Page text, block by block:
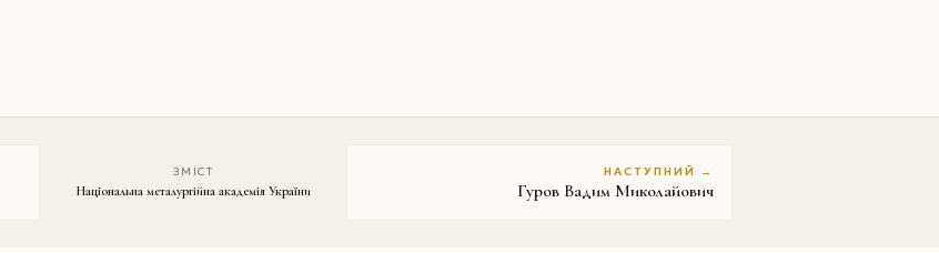
ЗМІСТ
Національна металургійна академія України
НАСТУПНИЙ →
Гуров Вадим Миколайович